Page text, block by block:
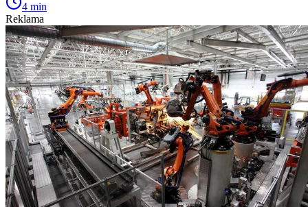
4 min
Reklama